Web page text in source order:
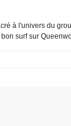
à l'univers du
surf sur